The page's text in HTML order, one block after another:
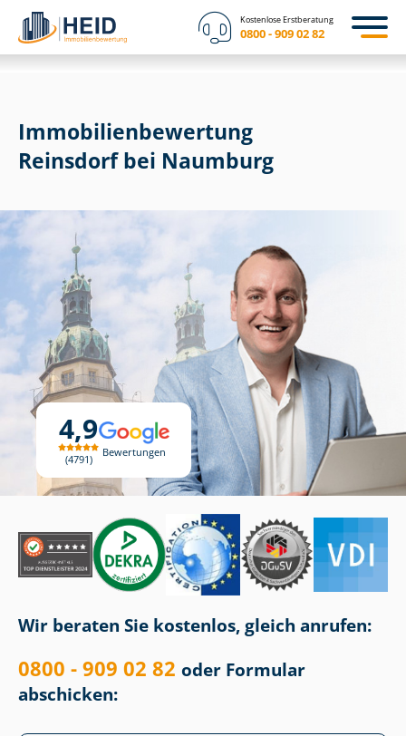
Kostenlose Erstberatung
0800 - 909 02 82
4,9
4791
Bewertungen
Immobilien­bewertung
Reinsdorf bei Naumburg
Wir beraten Sie kostenlos, gleich anrufen:
0800 - 909 02 82 oder Formular
abschicken: